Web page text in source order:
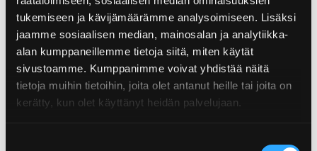
tukemiseen ja kävijämäärämme analysoimiseen. Lisäksi
jaamme sosiaalisen median, mainosalan ja analytiikka-
alan kumppaneillemme tietoja siitä, miten käytät
sivustoamme. Kumppanimme voivat yhdistää näitä
tietoja muihin tietoihin, joita olet antanut heille tai joita on
kerätty, kun olet käyttänyt heidän palvelujaan.